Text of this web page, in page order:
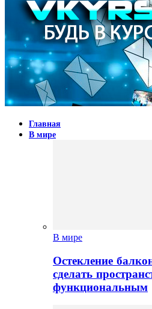
Главная
В мире
В мире
Остекление
сделать
функциональным